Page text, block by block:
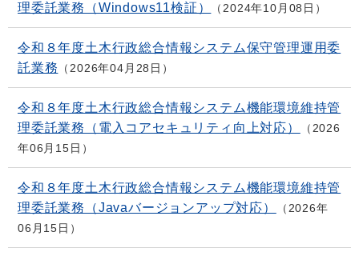
理委託業務（Windows11検証）
2024年10月08日
令和８年度土木行政総合情報システム保守管理運用委
託業務
2026年04月28日
令和８年度土木行政総合情報システム機能環境維持管
理委託業務（電入コアセキュリティ向上対応）
2026
年06月15日
令和８年度土木行政総合情報システム機能環境維持管
理委託業務（Javaバージョンアップ対応）
2026年
06月15日